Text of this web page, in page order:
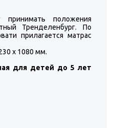
положения
Тренделенбург. По
прилагается матрас
х 1080 мм.
для детей до 5 лет